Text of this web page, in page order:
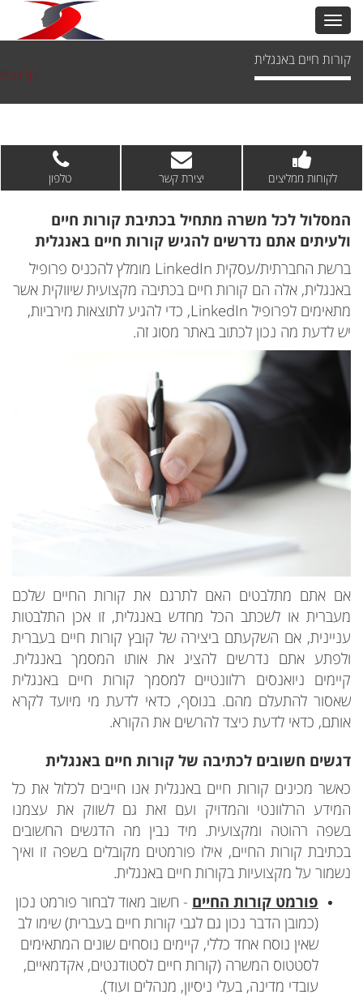
קורות חיים באנגלית
דף הבית
לקוחות ממליצים יצירת קשר טלפון
המסלול לכל משרה מתחיל בכתיבת קורות חיים
ולעיתים אתם נדרשים להגיש קורות חיים באנגלית
ברשת החברתית/עסקית LinkedIn מומלץ להכניס פרופיל
באנגלית, אלה הם קורות חיים בכתיבה מקצועית שיווקית אשר
מתאימים לפרופיל LinkedIn, כדי להגיע לתוצאות מירביות,
יש לדעת מה נכון לכתוב באתר מסוג זה.
אם אתם מתלבטים האם לתרגם את קורות החיים שלכם
מעברית או לשכתב הכל מחדש באנגלית, זו אכן התלבטות
עניינית, אם השקעתם ביצירה של קובץ קורות חיים בעברית
ולפתע אתם נדרשים להציג את אותו המסמך באנגלית.
קיימים ניואנסים רלוונטיים למסמך קורות חיים באנגלית
שאסור להתעלם מהם. בנוסף, כדאי לדעת מי מיועד לקרא
אותם, כדאי לדעת כיצד להרשים את הקורא.
דגשים חשובים לכתיבה של קורות חיים באנגלית
כאשר מכינים קורות חיים באנגלית אנו חייבים לכלול את כל
המידע הרלוונטי והמדויק ועם זאת גם לשווק את עצמנו
בשפה רהוטה ומקצועית. מיד נבין מה הדגשים החשובים
בכתיבת קורות החיים, אילו פורמטים מקובלים בשפה זו ואיך
נשמור על מקצועיות בקורות חיים באנגלית.
פורמט קורות החיים - חשוב מאוד לבחור פורמט נכון
(כמובן הדבר נכון גם לגבי קורות חיים בעברית) שימו לב
שאין נוסח אחד כללי, קיימים נוסחים שונים המתאימים
לסטטוס המשרה (קורות חיים לסטודנטים, אקדמאיים,
עובדי מדינה, בעלי ניסיון, מנהלים ועוד).